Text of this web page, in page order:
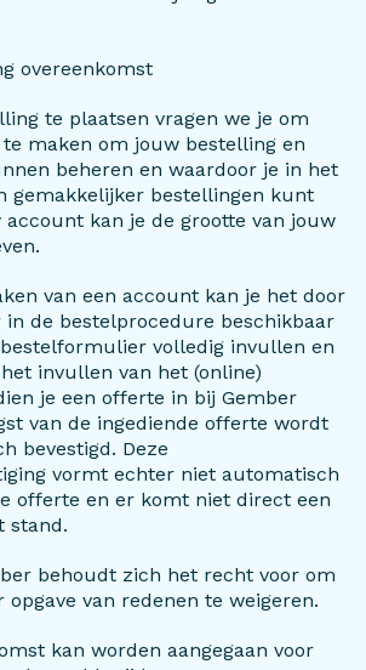
overeenkomst
te plaatsen vragen we je om
maken om jouw bestelling en
beheren en waardoor je in het
gemakkelijker bestellingen kunt
account kan je de grootte van jouw
van een account kan je het door
in de bestelprocedure beschikbaar
volledig invullen en
invullen van het (online)
je een offerte in bij Gember
van de ingediende offerte wordt
bevestigd. Deze
vormt echter niet automatisch
offerte en er komt niet direct een
stand.
behoudt zich het recht voor om
van redenen te weigeren.
kan worden aangegaan voor